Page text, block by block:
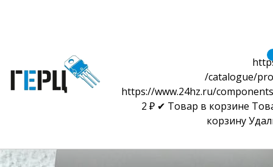
/catalogue/
https://www.24hz.ru/
2 ₽ ✔ Товар в корзине
корзину